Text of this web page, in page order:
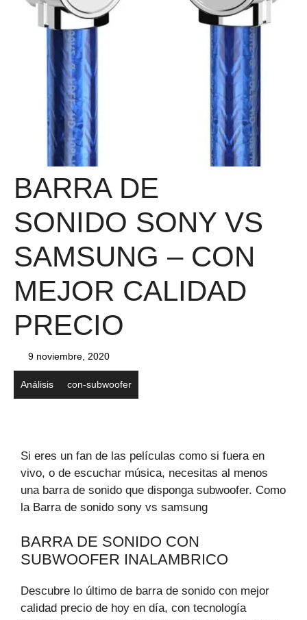
BARRA DE
SONIDO SONY VS
SAMSUNG – CON
MEJOR CALIDAD
PRECIO
9 noviembre, 2020
Análisis con-subwoofer
Si eres un fan de las películas como si fuera en
vivo, o de escuchar música, necesitas al menos
una barra de sonido que disponga subwoofer. Como
la Barra de sonido sony vs samsung
BARRA DE SONIDO CON
SUBWOOFER INALAMBRICO
Descubre lo último de barra de sonido con mejor
calidad precio de hoy en día, con tecnología